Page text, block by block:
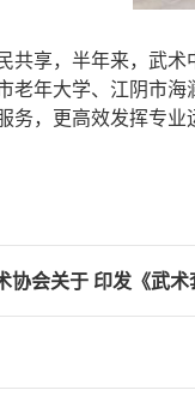
，半年来，武术
老年大学、江阴市
务，更高效发挥专
协会关于 印发《武